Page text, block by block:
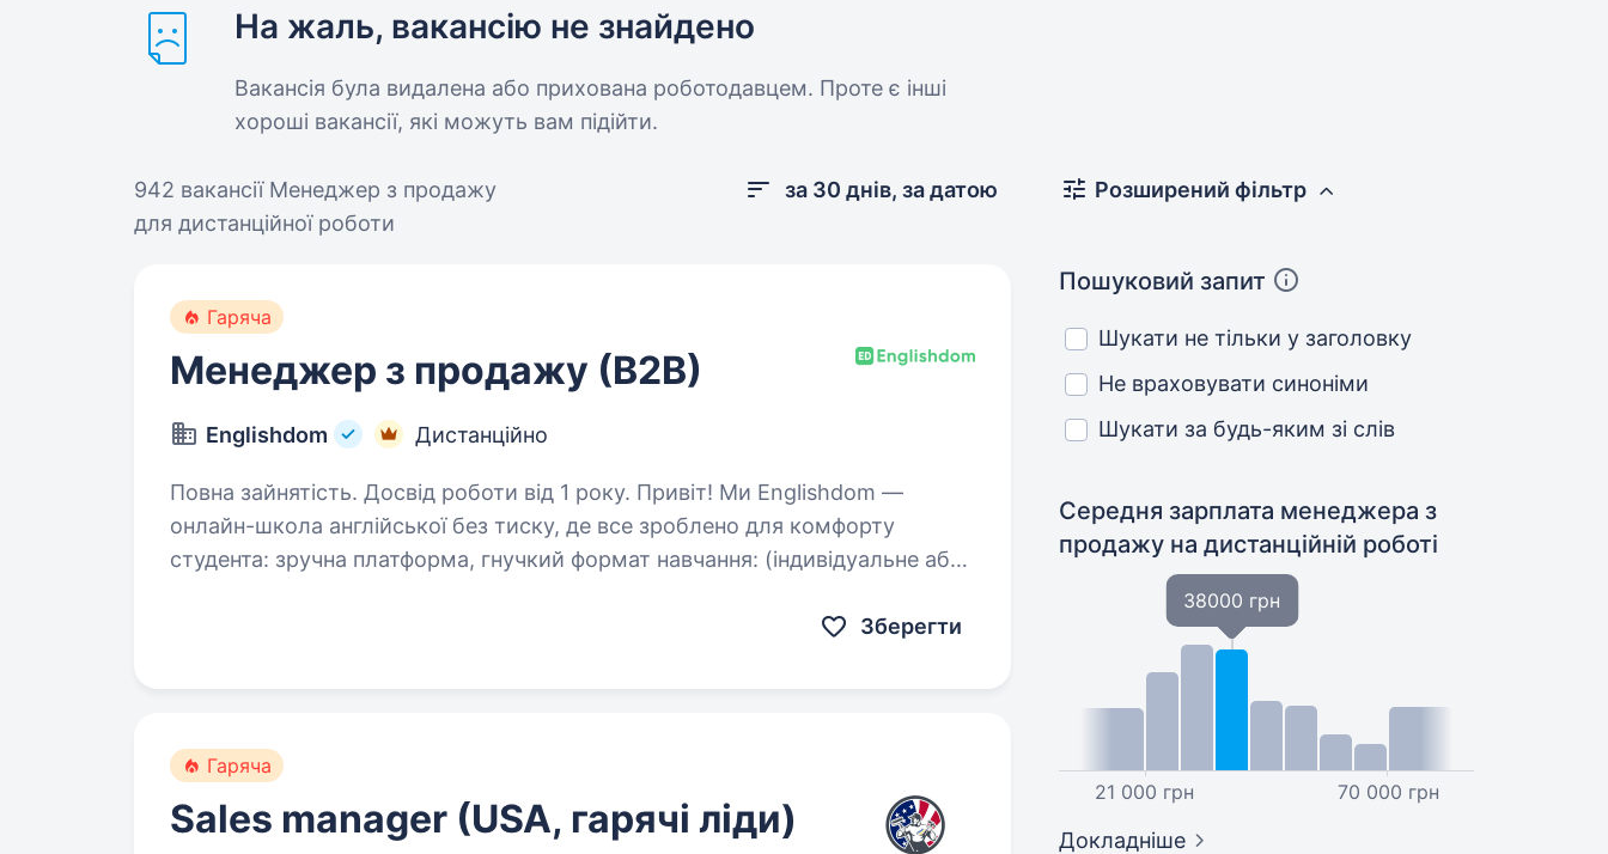
На жаль, вакансію не знайдено
Вакансія була видалена або прихована роботодавцем. Проте є інші
хороші вакансії, які можуть вам підійти.
942 вакансії Менеджер з продажу
для дистанційної роботи
за 30 днів, за датою
Гаряча
Менеджер з продажу (В2В)
Englishdom Дистанційно
Повна зайнятість. Досвід роботи від 1 року. Привіт! Ми Englishdom —
онлайн-школа англійської без тиску, де все зроблено для комфорту
студента: зручна платформа, гнучкий формат навчання: (індивідуальне або
Зберегти
Гаряча
Sales manager (USA, гарячі ліди)
Розширений фільтр
Пошуковий запит
Шукати не тільки у заголовку
Не враховувати синоніми
Шукати за будь-яким зі слів
Середня зарплата менеджера з
продажу на дистанційній роботі
21 000 грн
38000 грн
70 000 грн
Докладніше